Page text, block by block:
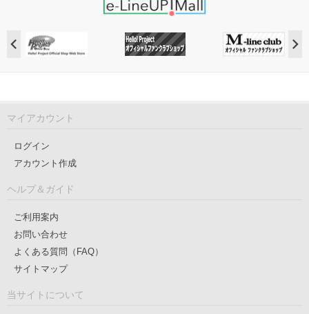
マイアカウント
ログイン
アカウント作成
ヘルプ＆ガイド
ご利用案内
お問い合わせ
よくある質問（FAQ）
サイトマップ
当サイトについて